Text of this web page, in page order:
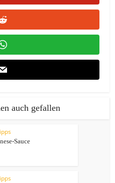
auch gefallen
Sauce